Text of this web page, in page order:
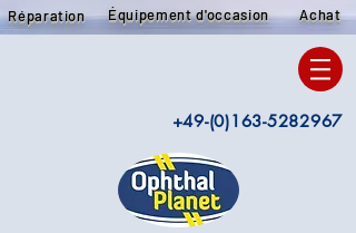
Réparation Équipement d'occasion Achat
+49-(0)163-5282967